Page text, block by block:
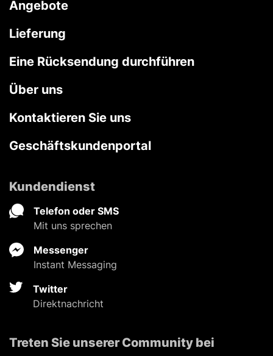
Angebote
Lieferung
Eine Rücksendung durchführen
Über uns
Kontaktieren Sie uns
Geschäftskundenportal
Kundendienst
Telefon oder SMS
Mit uns sprechen
Messenger
Instant Messaging
Twitter
Direktnachricht
Treten Sie unserer Community bei